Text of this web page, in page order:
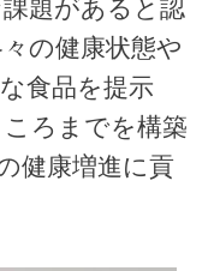
題があると認
の健康状態や
⾷品を提⽰
ろまでを構築
健康増進に貢